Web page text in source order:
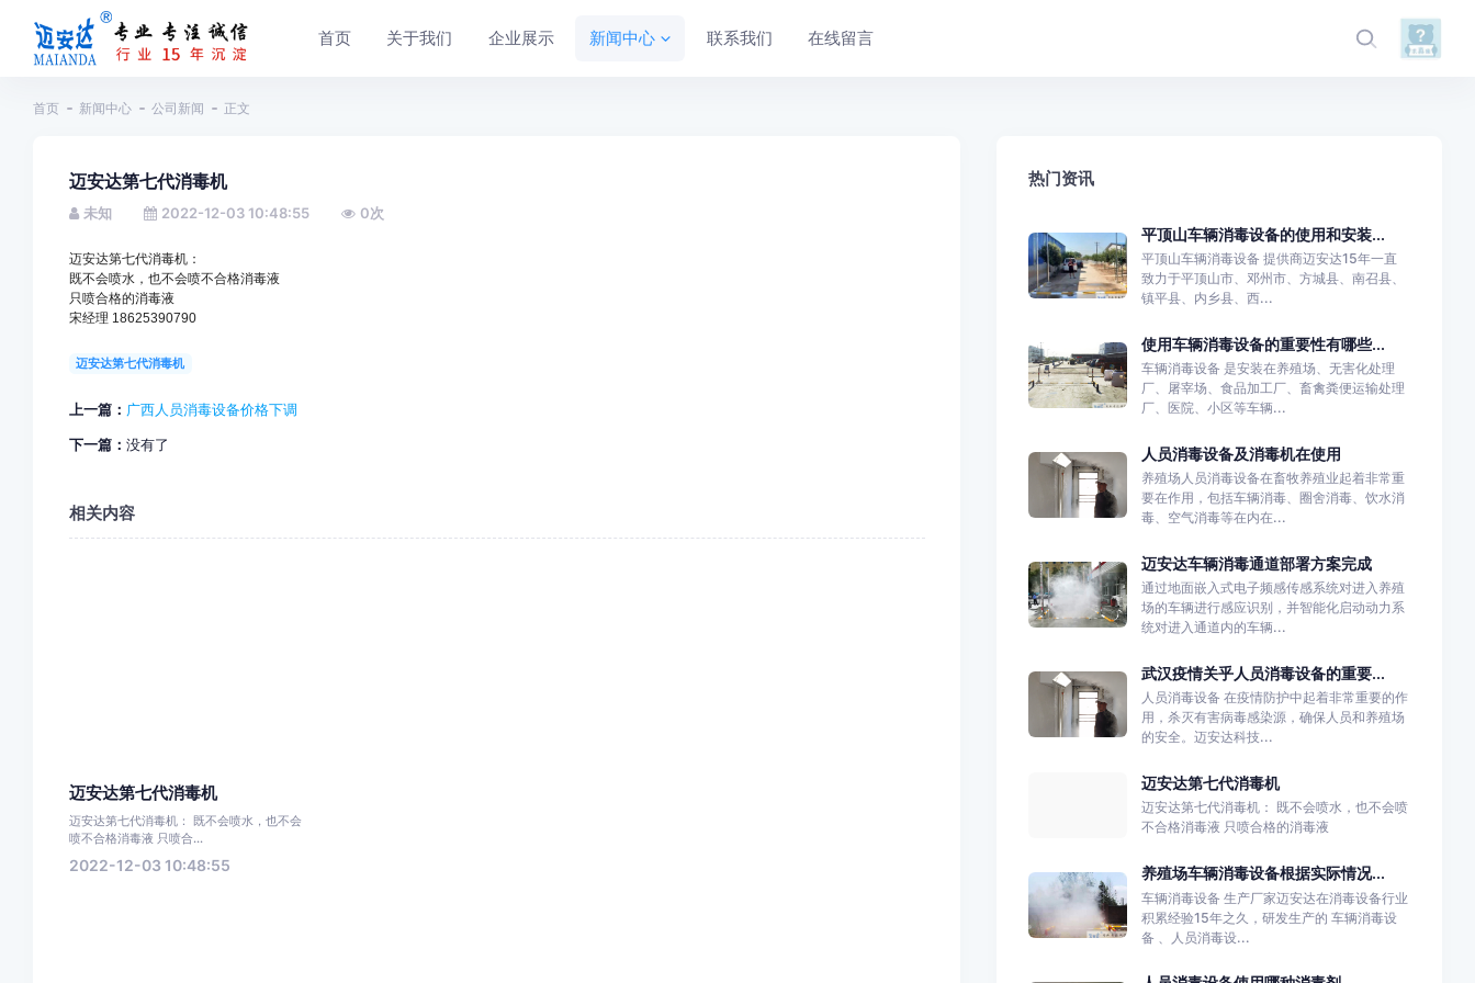
首页 关于我们 企业展示 新闻中心 联系我们 在线留言
首页 新闻中心 公司新闻 正文
迈安达第七代消毒机
未知 2022-12-03 10:48:55 0次
迈安达第七代消毒机：
既不会喷水，也不会喷不合格消毒液
只喷合格的消毒液
宋经理 18625390790
迈安达第七代消毒机
上一篇： 广西人员消毒设备价格下调
下一篇： 没有了
相关内容
迈安达第七代消毒机
迈安达第七代消毒机： 既不会喷水，也不会
喷不合格消毒液 只喷合...
2022-12-03 10:48:55
热门资讯
平顶山车辆消毒设备的使用和安装...
平顶山车辆消毒设备 提供商迈安达15年一直
致力于平顶山市、邓州市、方城县、南召县、
镇平县、内乡县、西...
使用车辆消毒设备的重要性有哪些...
车辆消毒设备 是安装在养殖场、无害化处理
厂、屠宰场、食品加工厂、畜禽粪便运输处理
厂、医院、小区等车辆...
人员消毒设备及消毒机在使用
养殖场人员消毒设备在畜牧养殖业起着非常重
要在作用，包括车辆消毒、圈舍消毒、饮水消
毒、空气消毒等在内在...
迈安达车辆消毒通道部署方案完成
通过地面嵌入式电子频感传感系统对进入养殖
场的车辆进行感应识别，并智能化启动动力系
统对进入通道内的车辆...
武汉疫情关乎人员消毒设备的重要...
人员消毒设备 在疫情防护中起着非常重要的作
用，杀灭有害病毒感染源，确保人员和养殖场
的安全。迈安达科技...
迈安达第七代消毒机
迈安达第七代消毒机： 既不会喷水，也不会喷
不合格消毒液 只喷合格的消毒液
养殖场车辆消毒设备根据实际情况...
车辆消毒设备 生产厂家迈安达在消毒设备行业
积累经验15年之久，研发生产的 车辆消毒设
备 、人员消毒设...